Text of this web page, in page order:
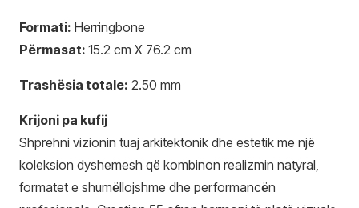
Formati: Herringbone
Përmasat: 15.2 cm X 76.2 cm
Trashësia totale: 2.50 mm
Krijoni pa kufij
Shprehni vizionin tuaj arkitektonik dhe estetik me një
koleksion dyshemesh që kombinon realizmin natyral,
formatet e shumëllojshme dhe performancën